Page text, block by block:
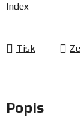
Index
Tisk
Popis